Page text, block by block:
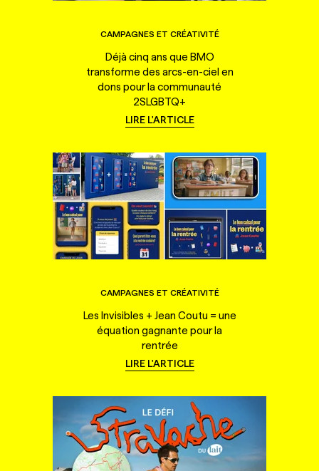
CAMPAGNES ET CRÉATIVITÉ
Déjà cinq ans que BMO
transforme des arcs-en-ciel en
dons pour la communauté
2SLGBTQ+
LIRE L'ARTICLE
CAMPAGNES ET CRÉATIVITÉ
Les Invisibles + Jean Coutu = une
équation gagnante pour la
rentrée
LIRE L'ARTICLE